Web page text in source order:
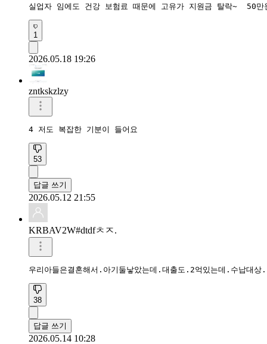
실업자 임에도 건강 보험료 때문에 고유가 지원금 탈락~  50
1
2026.05.18 19:26
zntkskzlzy
4 저도 복잡한 기분이 들어요
53
답글 쓰기
2026.05.12 21:55
KRBAV2W#dtdfㅊㅈ.
우리아들은결혼해서.아기둘낳았는데.대출도.2억있는데.수납대
38
답글 쓰기
2026.05.14 10:28